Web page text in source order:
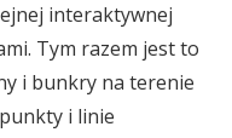
interaktywnej
Tym razem jest to
i bunkry na terenie
i linie